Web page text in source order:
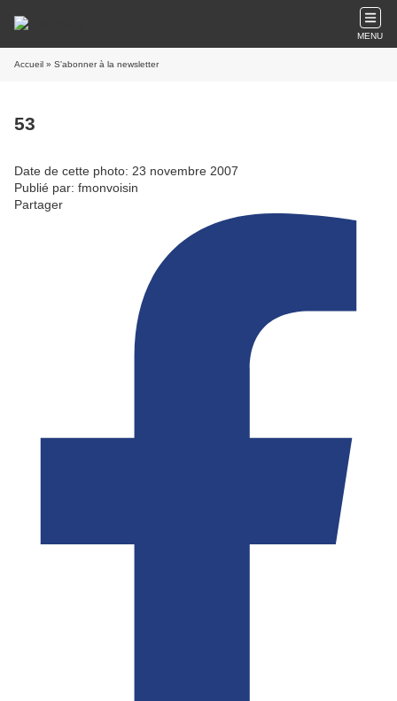
MENU
Accueil » S'abonner à la newsletter
53
Date de cette photo: 23 novembre 2007
Publié par: fmonvoisin
Partager